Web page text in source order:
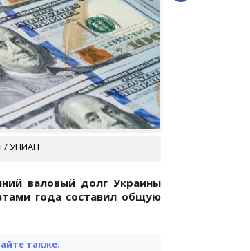
/ УНИАН
валовый долг Украины
года составил общую
также: